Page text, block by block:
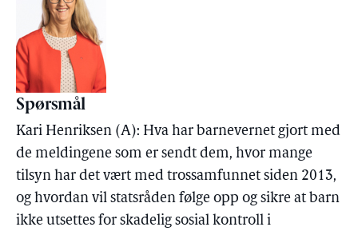
Spørsmål
Kari Henriksen (A): Hva har barnevernet gjort med
de meldingene som er sendt dem, hvor mange
tilsyn har det vært med trossamfunnet siden 2013,
og hvordan vil statsråden følge opp og sikre at barn
ikke utsettes for skadelig sosial kontroll i